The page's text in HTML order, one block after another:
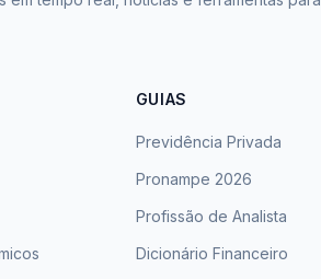
GUIAS
Previdência Privada
Pronampe 2026
Profissão de Analista
Dicionário Financeiro